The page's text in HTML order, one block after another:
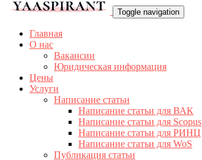
Toggle navigation
Главная
О нас
Вакансии
Юридическая информация
Цены
Услуги
Написание статьи
Написание статьи для ВАК
Написание статьи для Scopus
Написание статьи для РИНЦ
Написание статьи для WoS
Публикация статьи